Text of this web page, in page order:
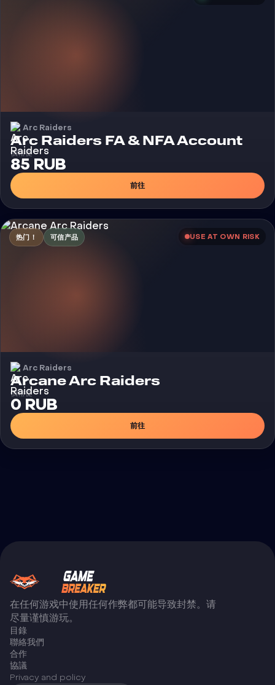
Arc Raiders
Arc Raiders FA & NFA Account
價格從
85 RUB
前往
热门！ 可信产品 USE AT OWN RISK
Arc Raiders
Arcane Arc Raiders
價格從
0 RUB
前往
在任何游戏中使用任何作弊都可能导致封禁。请
尽量谨慎游玩。
目錄
聯絡我們
合作
協議
Privacy and policy